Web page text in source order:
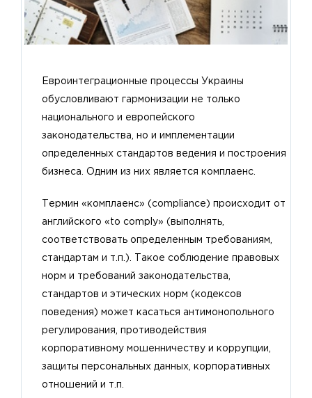
Евроинтеграционные процессы Украины
обусловливают гармонизации не только
национального и европейского
законодательства, но и имплементации
определенных стандартов ведения и построения
бизнеса. Одним из них является комплаенс.
Термин «комплаенс» (compliance) происходит от
английского «to comply» (выполнять,
соответствовать определенным требованиям,
стандартам и т.п.). Такое соблюдение правовых
норм и требований законодательства,
стандартов и этических норм (кодексов
поведения) может касаться антимонопольного
регулирования, противодействия
корпоративному мошенничеству и коррупции,
защиты персональных данных, корпоративных
отношений и т.п.